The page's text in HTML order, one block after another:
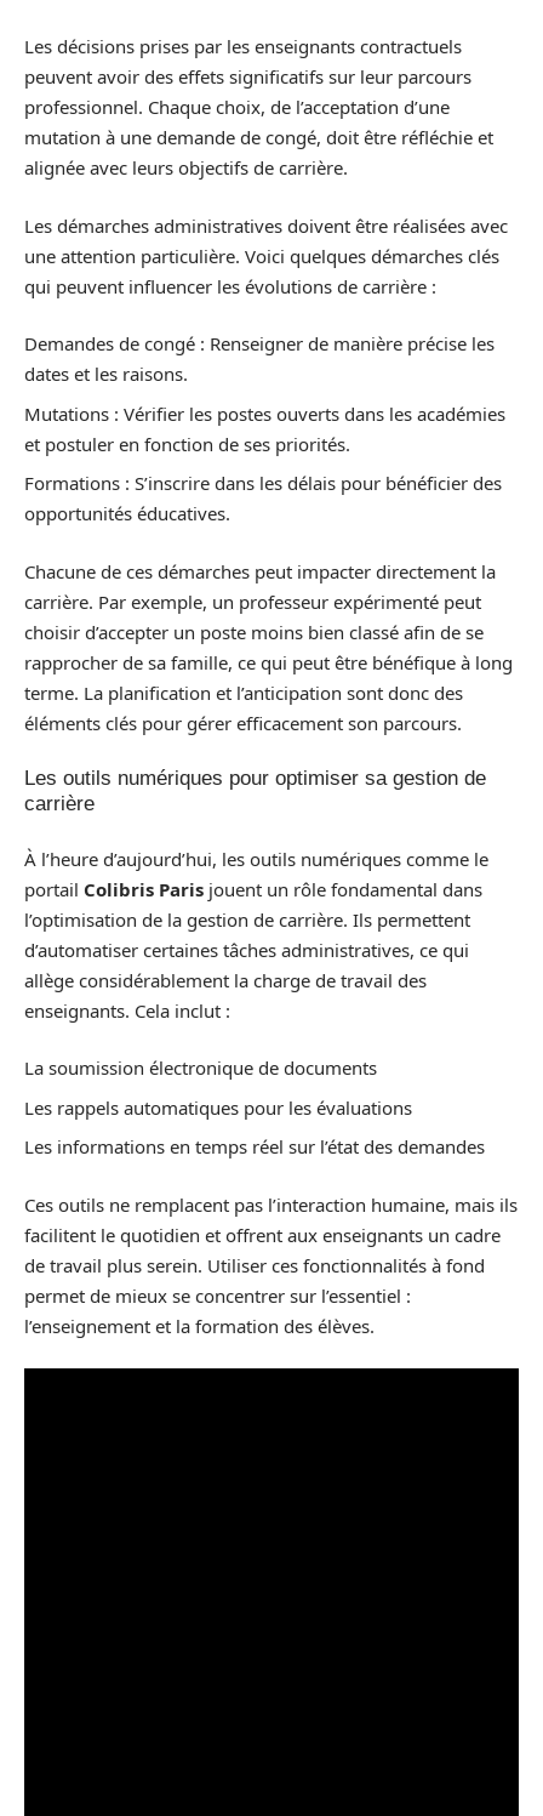
Les décisions prises par les enseignants contractuels
peuvent avoir des effets significatifs sur leur parcours
professionnel. Chaque choix, de l’acceptation d’une
mutation à une demande de congé, doit être réfléchie et
alignée avec leurs objectifs de carrière.
Les démarches administratives doivent être réalisées avec
une attention particulière. Voici quelques démarches clés
qui peuvent influencer les évolutions de carrière :
Demandes de congé : Renseigner de manière précise les
dates et les raisons.
Mutations : Vérifier les postes ouverts dans les académies
et postuler en fonction de ses priorités.
Formations : S’inscrire dans les délais pour bénéficier des
opportunités éducatives.
Chacune de ces démarches peut impacter directement la
carrière. Par exemple, un professeur expérimenté peut
choisir d’accepter un poste moins bien classé afin de se
rapprocher de sa famille, ce qui peut être bénéfique à long
terme. La planification et l’anticipation sont donc des
éléments clés pour gérer efficacement son parcours.
Les outils numériques pour optimiser sa gestion de
carrière
À l’heure d’aujourd’hui, les outils numériques comme le
portail Colibris Paris jouent un rôle fondamental dans
l’optimisation de la gestion de carrière. Ils permettent
d’automatiser certaines tâches administratives, ce qui
allège considérablement la charge de travail des
enseignants. Cela inclut :
La soumission électronique de documents
Les rappels automatiques pour les évaluations
Les informations en temps réel sur l’état des demandes
Ces outils ne remplacent pas l’interaction humaine, mais ils
facilitent le quotidien et offrent aux enseignants un cadre
de travail plus serein. Utiliser ces fonctionnalités à fond
permet de mieux se concentrer sur l’essentiel :
l’enseignement et la formation des élèves.